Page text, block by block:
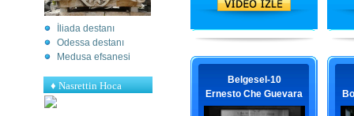
İliada destanı
Odessa destanı
Medusa efsanesi
♦ Nasrettin Hoca
Belgesel-10
Ernesto Che Guevara